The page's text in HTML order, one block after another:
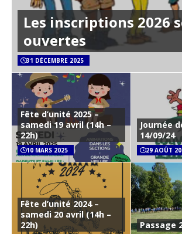
Les inscriptions 2026
ouvertes
31 DÉCEMBRE 2025
Fête d’unité 2025 –
samedi 19 avril (14h –
22h)
10 MARS 2025
Journée
14/09/24
29 AOÛT
Fête d’unité 2024 –
samedi 20 avril (14h –
22h)
Passage